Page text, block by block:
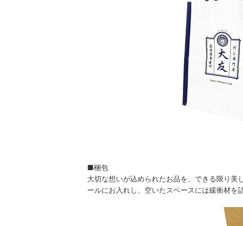
■梱包
大切な想いが込められたお品を、できる限り
ールにお入れし、空いたスペースには緩衝材を